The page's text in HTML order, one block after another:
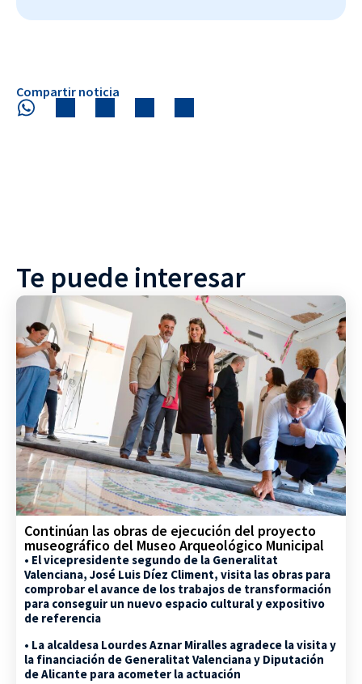
Compartir noticia
Te puede interesar
Continúan las obras de ejecución del proyecto
museográfico del Museo Arqueológico Municipal
• El vicepresidente segundo de la Generalitat
Valenciana, José Luis Díez Climent, visita las obras para
comprobar el avance de los trabajos de transformación
para conseguir un nuevo espacio cultural y expositivo
de referencia
• La alcaldesa Lourdes Aznar Miralles agradece la visita y
la financiación de Generalitat Valenciana y Diputación
de Alicante para acometer la actuación